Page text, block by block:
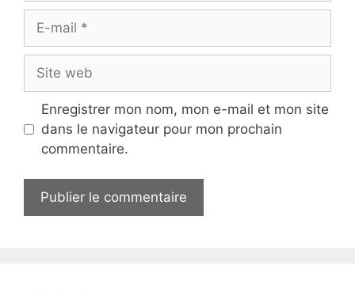
mail
web
Enregistrer mon nom, mon e-mail et mon site
dans le navigateur pour mon prochain
commentaire.